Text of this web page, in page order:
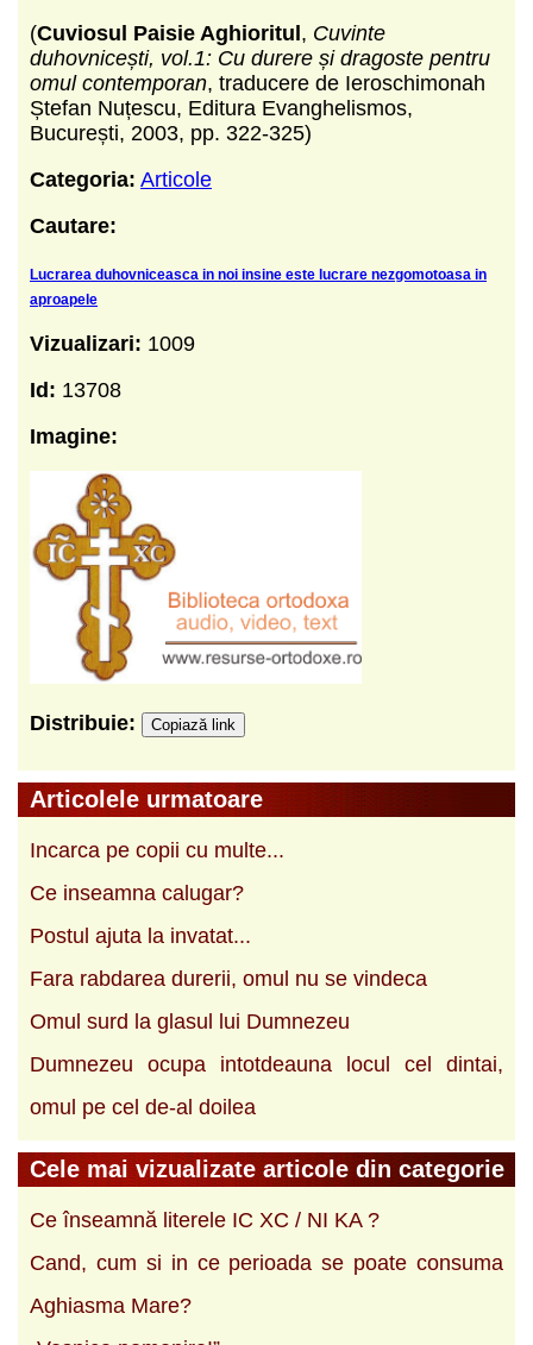
(Cuviosul Paisie Aghioritul, Cuvinte
duhovnicești, vol.1: Cu durere și dragoste pentru
omul contemporan, traducere de Ieroschimonah
Ștefan Nuțescu, Editura Evanghelismos,
București, 2003, pp. 322-325)
Categoria: Articole
Cautare:
Lucrarea duhovniceasca in noi insine este lucrare nezgomotoasa in
aproapele
Vizualizari: 1009
Id: 13708
Imagine:
Distribuie: Copiază link
Articolele urmatoare
Incarca pe copii cu multe...
Ce inseamna calugar?
Postul ajuta la invatat...
Fara rabdarea durerii, omul nu se vindeca
Omul surd la glasul lui Dumnezeu
Dumnezeu ocupa intotdeauna locul cel dintai,
omul pe cel de-al doilea
Cele mai vizualizate articole din categorie
Ce înseamnă literele IC XC / NI KA ?
Cand, cum si in ce perioada se poate consuma
Aghiasma Mare?